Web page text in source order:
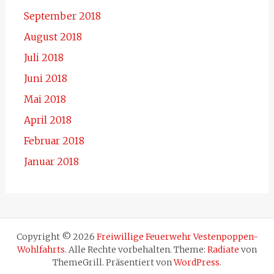
September 2018
August 2018
Juli 2018
Juni 2018
Mai 2018
April 2018
Februar 2018
Januar 2018
Copyright © 2026 Freiwillige Feuerwehr Vestenpoppen-
Wohlfahrts. Alle Rechte vorbehalten. Theme: Radiate von
ThemeGrill. Präsentiert vonWordPress.